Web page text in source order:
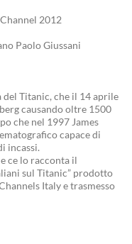
2012
Paolo Giussani
del Titanic, che il 14 aprile
causando oltre 1500
che nel 1997 James
capace di
incassi.
ce lo racconta il
sul Titanic” prodotto
Italy e trasmesso